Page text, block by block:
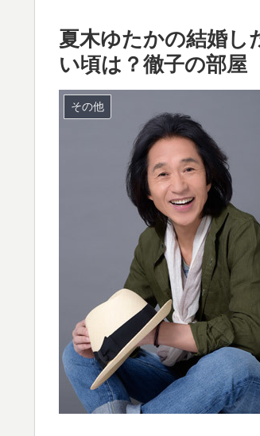
夏木ゆたかの結婚し
い頃は？徹子の部屋
その他